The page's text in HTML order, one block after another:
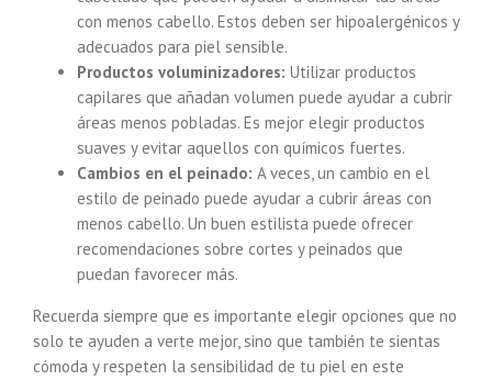
con menos cabello. Estos deben ser hipoalergénicos y
adecuados para piel sensible.
Productos voluminizadores: Utilizar productos
capilares que añadan volumen puede ayudar a cubrir
áreas menos pobladas. Es mejor elegir productos
suaves y evitar aquellos con químicos fuertes.
Cambios en el peinado: A veces, un cambio en el
estilo de peinado puede ayudar a cubrir áreas con
menos cabello. Un buen estilista puede ofrecer
recomendaciones sobre cortes y peinados que
puedan favorecer más.
Recuerda siempre que es importante elegir opciones que no
solo te ayuden a verte mejor, sino que también te sientas
cómoda y respeten la sensibilidad de tu piel en este